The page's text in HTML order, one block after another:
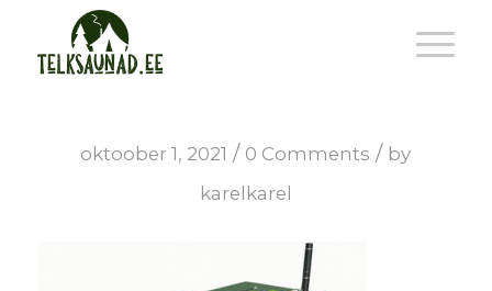
oktoober 1, 2021 / 0 Comments / by
karelkarel